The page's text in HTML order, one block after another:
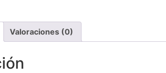
Valoraciones (0)